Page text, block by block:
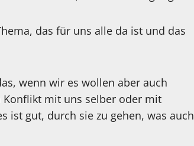
das für uns alle da ist und das
wenn wir es wollen aber auch
Konflikt mit uns selber oder mit
ist gut, durch sie zu gehen, was auch